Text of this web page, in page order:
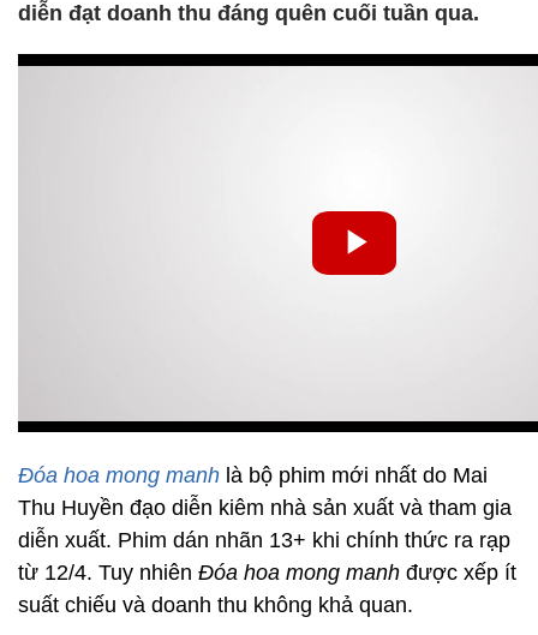
diễn đạt doanh thu đáng quên cuối tuần qua.
Đóa hoa mong manh là bộ phim mới nhất do Mai
Thu Huyền đạo diễn kiêm nhà sản xuất và tham gia
diễn xuất. Phim dán nhãn 13+ khi chính thức ra rạp
từ 12/4. Tuy nhiên Đóa hoa mong manh được xếp ít
suất chiếu và doanh thu không khả quan.